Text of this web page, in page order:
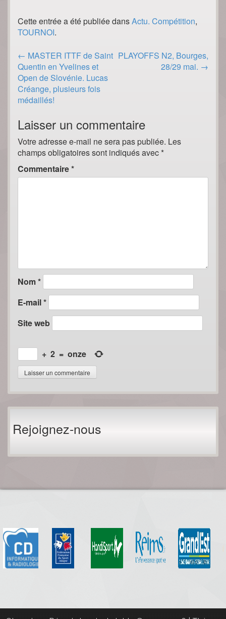
Cette entrée a été publiée dansActu. Compétition,
TOURNOI.
Post
navigation
← MASTER ITTF de Saint
Quentin en Yvelines et
Open de Slovénie. Lucas
Créange, plusieurs fois
médaillés!
PLAYOFFS N2, Bourges,
28/29 mai. →
Laisser un commentaire
Votre adresse e-mail ne sera pas publiée. Les
champs obligatoires sont indiqués avec *
Commentaire*
Nom*
E-mail*
Site web
+ 2 = onze
Rejoignez-nous